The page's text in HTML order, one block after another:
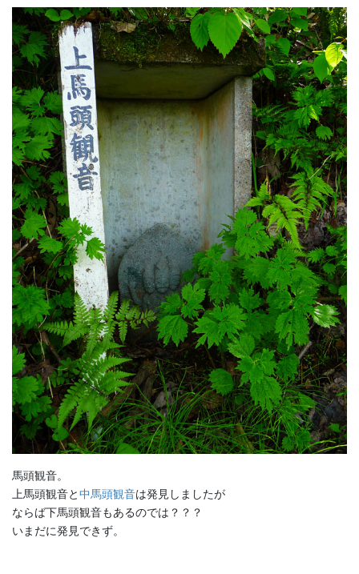
馬頭観音。
上馬頭観音と中馬頭観音は発見しましたが
ならば下馬頭観音もあるのでは？？？
いまだに発見できず。